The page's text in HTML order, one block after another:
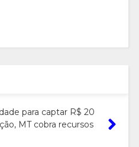
para captar R$ 20
MT cobra recursos